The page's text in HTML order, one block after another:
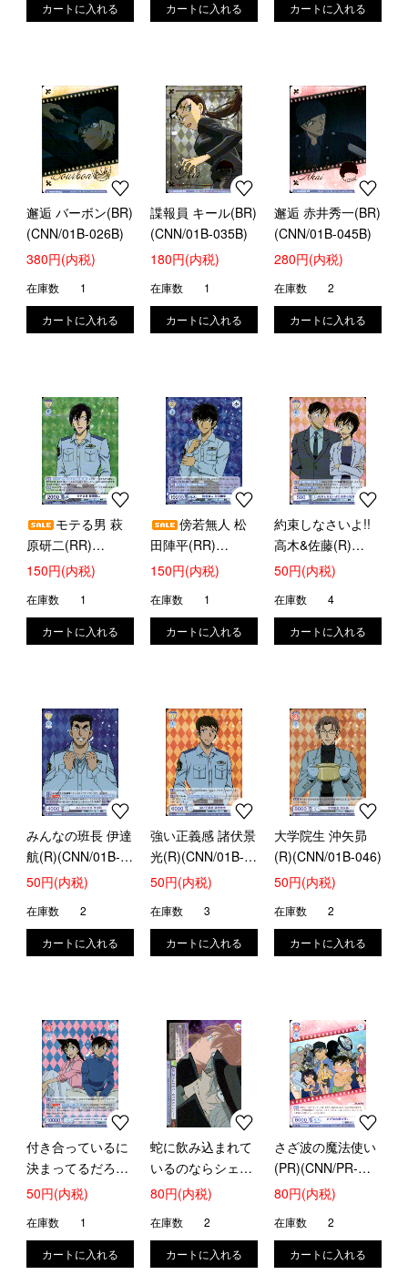
邂逅 バーボン(BR)
(CNN/01B-026B)
380円(内税)
在庫数 1
諜報員 キール(BR)
(CNN/01B-035B)
180円(内税)
在庫数 1
邂逅 赤井秀一(BR)
(CNN/01B-045B)
280円(内税)
在庫数 2
モテる男 萩
原研二(RR)
(CNN/01B-001)
150円(内税)
在庫数 1
傍若無人 松
田陣平(RR)
(CNN/01B-004)
150円(内税)
在庫数 1
約束しなさいよ!!
高木&佐藤(R)
(CNN/01B-005)
50円(内税)
在庫数 4
みんなの班長 伊達
航(R)(CNN/01B-
008)
50円(内税)
在庫数 2
強い正義感 諸伏景
光(R)(CNN/01B-
009)
50円(内税)
在庫数 3
大学院生 沖矢昴
(R)(CNN/01B-046)
50円(内税)
在庫数 2
付き合っているに
決まってるだろ?
新一&蘭(R)
50円(内税)
在庫数 1
蛇に飲み込まれて
いるのならシェリ
ー…(R)(CNN/01B-
80円(内税)
在庫数 2
さざ波の魔法使い
(PR)(CNN/PR-
006)
80円(内税)
在庫数 2